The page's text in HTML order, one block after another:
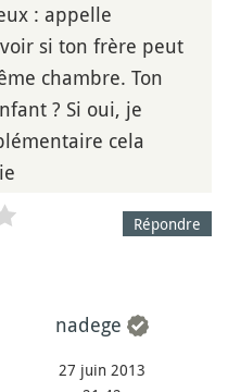
: appelle
si ton frère peut
chambre. Ton
? Si oui, je
cela
Répondre
nadege
27 juin 2013